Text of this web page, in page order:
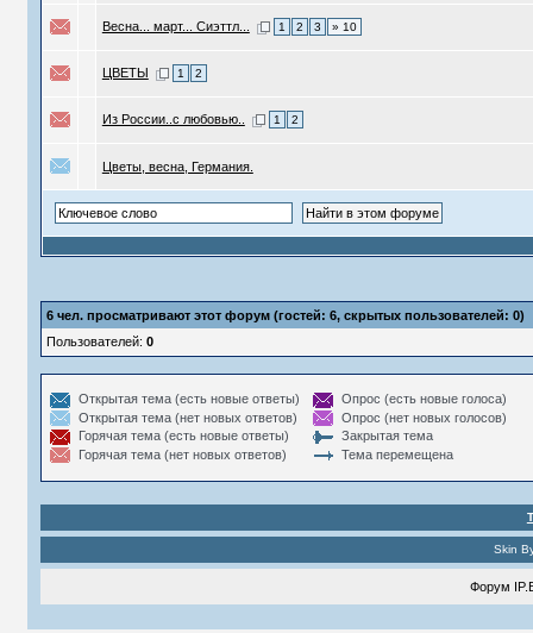
Весна... март... Сиэттл... 1 2 3 » 10
ЦВЕТЫ 1 2
Из России..с любовью.. 1 2
Цветы, весна, Германия.
6чел. просматривают этот форум (гостей: 6, скрытых пользователей: 0)
Пользователей: 0
Открытая тема (есть новые ответы)
Открытая тема (нет новых ответов)
Горячая тема (есть новые ответы)
Горячая тема (нет новых ответов)
Опрос (есть новые голоса)
Опрос (нет новых голосов)
Закрытая тема
Тема перемещена
Skin
Форум